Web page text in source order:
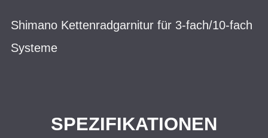
Shimano Kettenradgarnitur für 3-fach/10-fach
Systeme
SPEZIFIKATIONEN